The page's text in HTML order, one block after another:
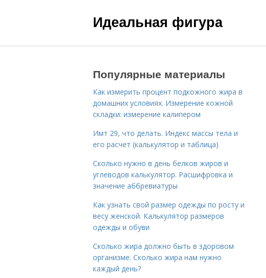
Идеальная фигура
Популярные материалы
Как измерить процент подкожного жира в
домашних условиях. Измерение кожной
складки: измерение калипером
Имт 29, что делать. Индекс массы тела и
его расчет (калькулятор и таблица)
Сколько нужно в день белков жиров и
углеводов калькулятор. Расшифровка и
значение аббревиатуры
Как узнать свой размер одежды по росту и
весу женской. Калькулятор размеров
одежды и обуви
Сколько жира должно быть в здоровом
организме. Сколько жира нам нужно
каждый день?